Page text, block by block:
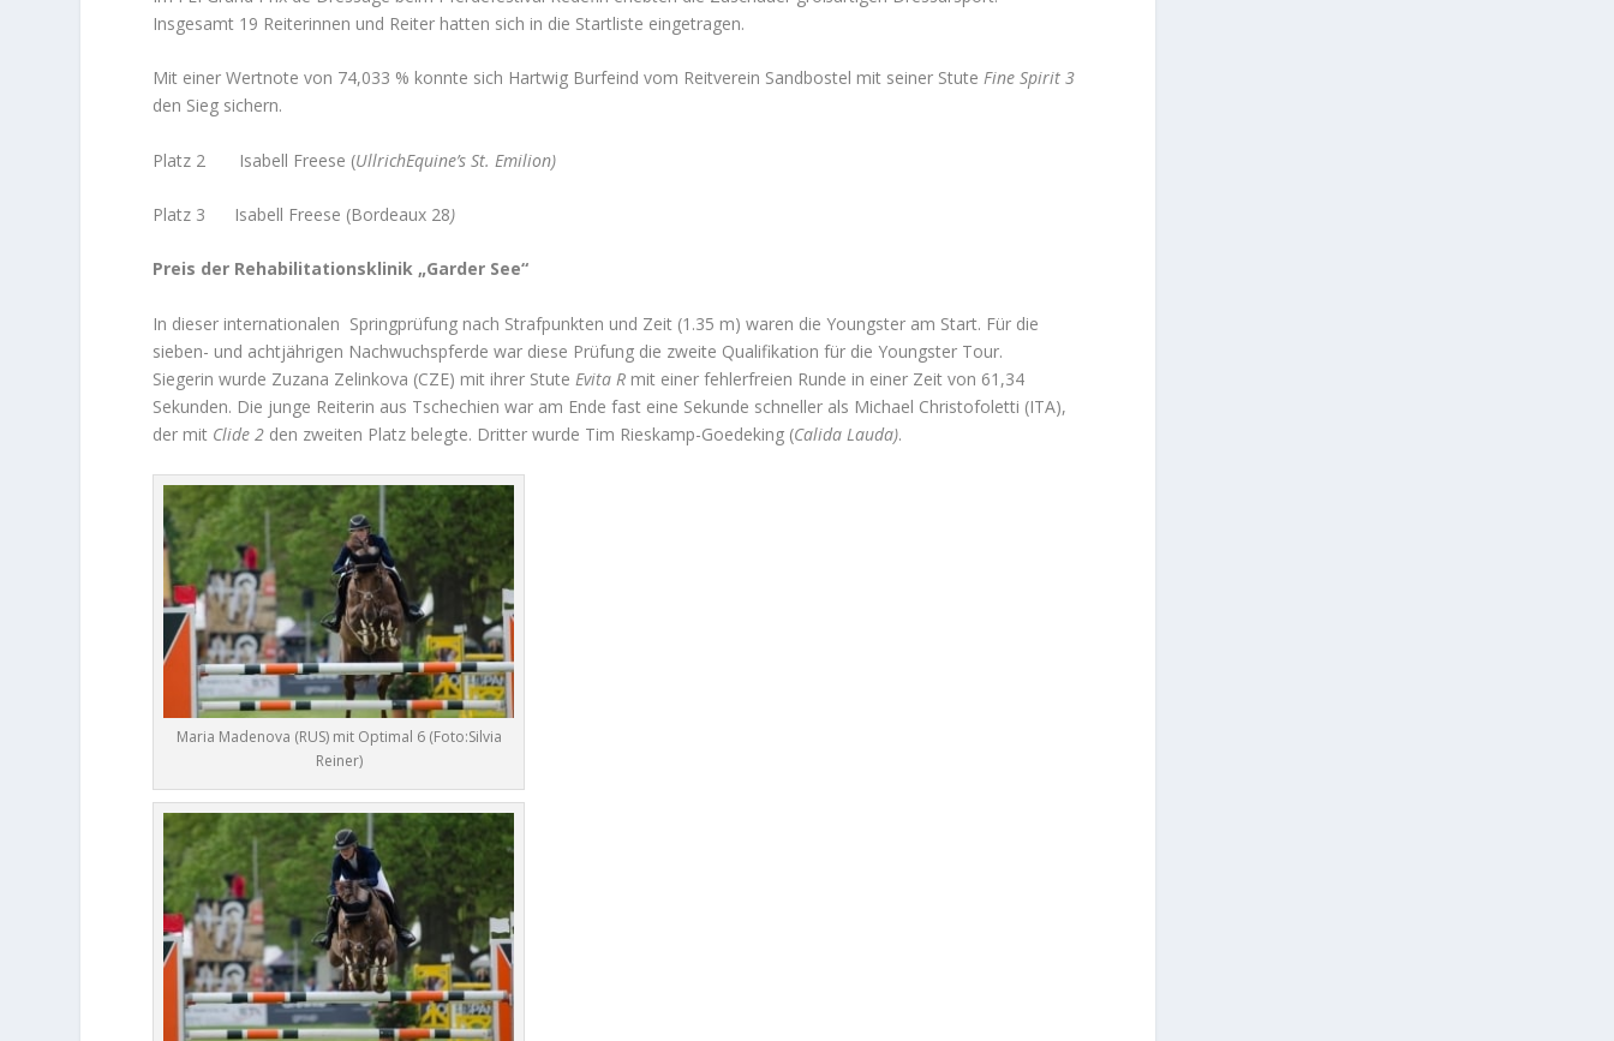
Insgesamt 19 Reiterinnen und Reiter hatten sich in die Startliste eingetragen.
Mit einer Wertnote von 74,033 % konnte sich Hartwig Burfeind vom Reitverein Sandbostel mit seiner StuteFine Spirit 3
den Sieg sichern.
Platz 2 Isabell Freese (UllrichEquine’s St. Emilion)
Platz 3 Isabell Freese (Bordeaux 28)
Preis der Rehabilitationsklinik „Garder See“
In dieser internationalen Springprüfung nach Strafpunkten und Zeit (1.35 m) waren die Youngster am Start. Für die
sieben- und achtjährigen Nachwuchspferde war diese Prüfung die zweite Qualifikation für die Youngster Tour.
Siegerin wurde Zuzana Zelinkova (CZE) mit ihrer Stute Evita R mit einer fehlerfreien Runde in einer Zeit von 61,34
Sekunden. Die junge Reiterin aus Tschechien war am Ende fast eine Sekunde schneller als Michael Christofoletti (ITA),
der mit Clide 2 den zweiten Platz belegte. Dritter wurde Tim Rieskamp-Goedeking (Calida Lauda).
Maria Madenova (RUS) mit Optimal 6 (Foto:Silvia
Reiner)